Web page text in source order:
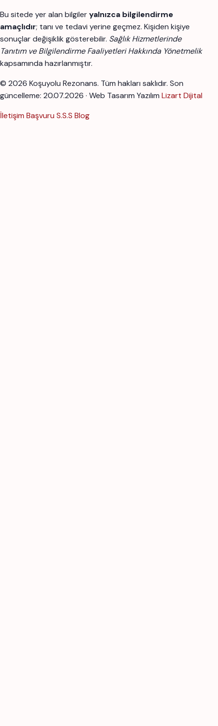
Bu sitede yer alan bilgileryalnızca bilgilendirme
amaçlıdır; tanı ve tedavi yerine geçmez. Kişiden kişiye
sonuçlar değişiklik gösterebilir. Sağlık Hizmetlerinde
Tanıtım ve Bilgilendirme Faaliyetleri Hakkında Yönetmelik
kapsamında hazırlanmıştır.
© 2026 Koşuyolu Rezonans. Tüm hakları saklıdır. Son
güncelleme: 20.07.2026 · Web Tasarım Yazılım Lizart Dijital
İletişim Başvuru S.S.S Blog